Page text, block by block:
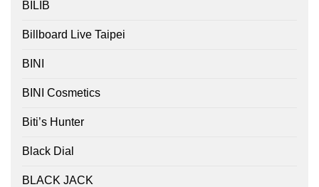
BILIB
Billboard Live Taipei
BINI
BINI Cosmetics
Biti’s Hunter
Black Dial
BLACK JACK